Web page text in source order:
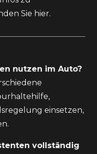
Sie hier.
nutzen im Auto?
einsetzen,
vollständig